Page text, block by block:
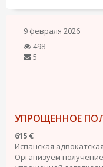
9 февраля 2026
498
5
УПРОЩЕННОЕ
615 €
Испанская
Организуем